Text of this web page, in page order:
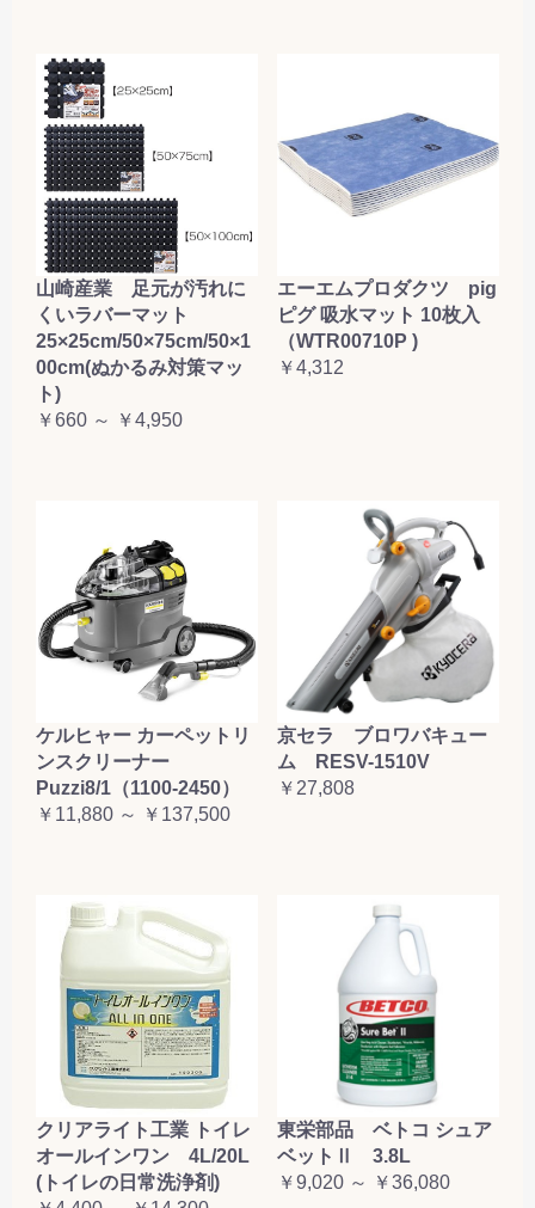
山崎産業 足元が汚れに
くいラバーマット
25×25cm/50×75cm/50×1
00cm(ぬかるみ対策マッ
ト)
￥660 ～ ￥4,950
エーエムプロダクツ pig
ピグ 吸水マット 10枚入
（WTR00710P )
￥4,312
ケルヒャー カーペットリ
ンスクリーナー
Puzzi8/1（1100-2450）
￥11,880 ～ ￥137,500
京セラ ブロワバキュー
ム RESV-1510V
￥27,808
クリアライト工業 トイレ
オールインワン 4L/20L
(トイレの日常洗浄剤)
東栄部品 ベトコ シュア
ベットⅡ 3.8L
￥9,020 ～ ￥36,080